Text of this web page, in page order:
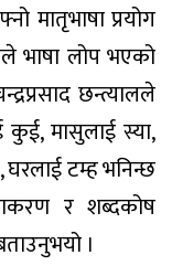
मातृभाषा प्रयोग
भाषा लोप भएको
छन्त्यालले
कुई, मासुलाई स्या,
घरलाई टम्ह भनिन्छ
र शब्दकोष
।